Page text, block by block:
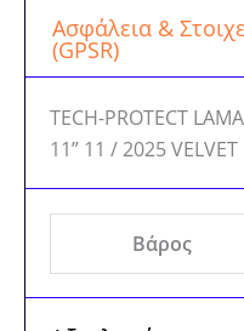
Ασφάλεια &
(GPSR)
TECH-PROTECT
11” 11 / 2025
Βάρος